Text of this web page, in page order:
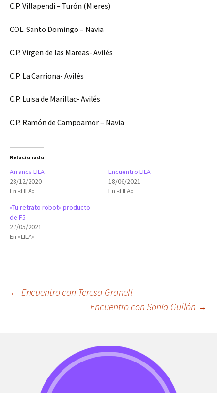
C.P. Villapendi – Turón (Mieres)
COL. Santo Domingo – Navia
C.P. Virgen de las Mareas- Avilés
C.P. La Carriona- Avilés
C.P. Luisa de Marillac- Avilés
C.P. Ramón de Campoamor – Navia
Relacionado
Arranca LILA
28/12/2020
En «LILA»
Encuentro LILA
18/06/2021
En «LILA»
«Tu retrato robot» producto
de F5
27/05/2021
En «LILA»
Navegación
entradas
← Encuentro con Teresa Granell
Encuentro con Sonia Gullón →